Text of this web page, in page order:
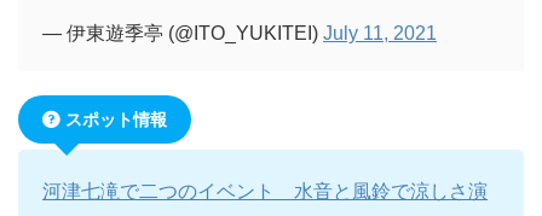
— 伊東遊季亭 (@ITO_YUKITEI) July 11, 2021
スポット情報
河津七滝で二つのイベント 水音と風鈴で涼しさ演